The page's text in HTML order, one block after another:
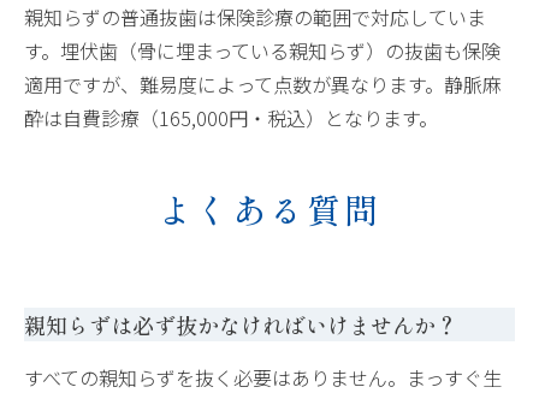
親知らずの普通抜歯は保険診療の範囲で対応していま
す。埋伏歯（骨に埋まっている親知らず）の抜歯も保険
適用ですが、難易度によって点数が異なります。静脈麻
酔は自費診療（165,000円・税込）となります。
よくある質問
親知らずは必ず抜かなければいけませんか？
すべての親知らずを抜く必要はありません。まっすぐ生